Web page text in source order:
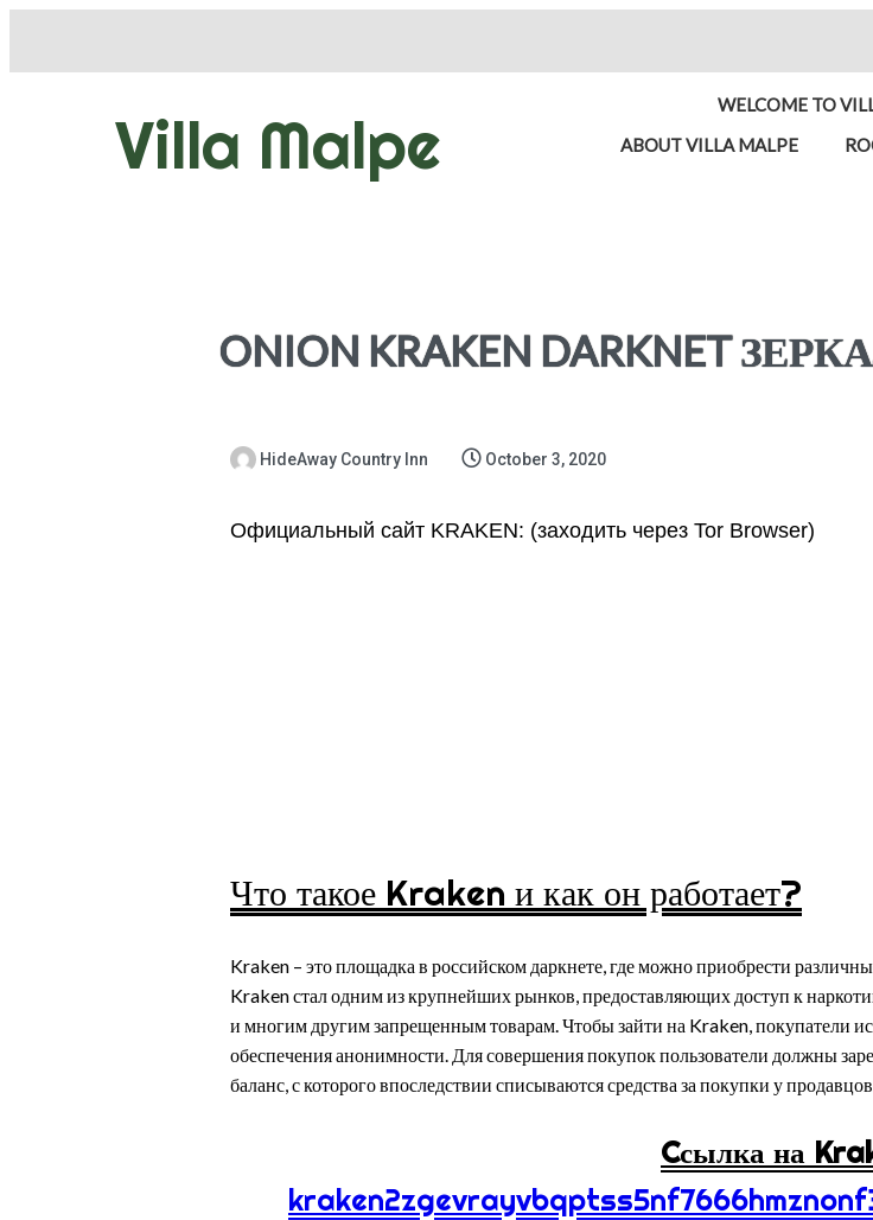
Villa Malpe WELCOME TO
ABOUT VILLA MALPE
ONION KRAKEN DARKNET
HideAway Country Inn October 3, 2020
Официальный сайт KRAKEN: (заходить через Tor Browser)
Что такое Kraken и как он работает?
Kraken – это площадка в российском даркнете, где можно приобрести
Kraken стал одним из крупнейших рынков, предоставляющих доступ к
и многим другим запрещенным товарам. Чтобы зайти на Kraken, покупатели
обеспечения анонимности. Для совершения покупок пользователи должны
баланс, с которого впоследствии списываются средства за покупки у
Cсылка на